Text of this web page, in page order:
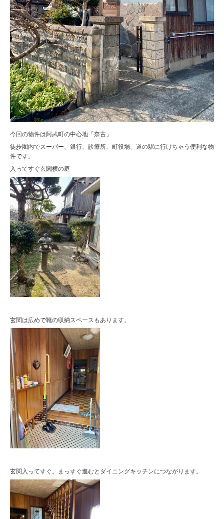
今回の物件は阿武町の中心地「奈古」
徒歩圏内でスーパー、銀行、診療所、町役場、道の駅に行けちゃう便利な物
件です。
入ってすぐ玄関横の庭
玄関は広めで靴の収納スペースもあります。
玄関入ってすぐ。まっすぐ進むとダイニングキッチンにつながります。